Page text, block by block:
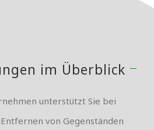
im Überblick
unterstützt Sie bei
von Gegenständen